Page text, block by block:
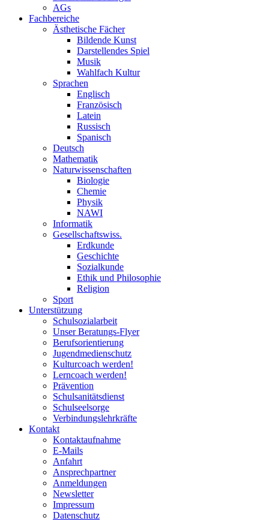
AGs
Fachbereiche
Ästhetische Fächer
Bildende Kunst
Darstellendes Spiel
Musik
Wahlfach Kultur
Sprachen
Englisch
Französisch
Latein
Russisch
Spanisch
Deutsch
Mathematik
Naturwissenschaften
Biologie
Chemie
Physik
NAWI
Informatik
Gesellschaftswiss.
Erdkunde
Geschichte
Sozialkunde
Ethik und Philosophie
Religion
Sport
Unterstützung
Schulsozialarbeit
Unser Beratungs-Flyer
Berufsorientierung
Jugendmedienschutz
Kulturcoach werden!
Lerncoach werden!
Prävention
Schulsanitätsdienst
Schulseelsorge
Verbindungslehrkräfte
Kontakt
Kontaktaufnahme
E-Mails
Anfahrt
Ansprechpartner
Anmeldungen
Newsletter
Impressum
Datenschutz